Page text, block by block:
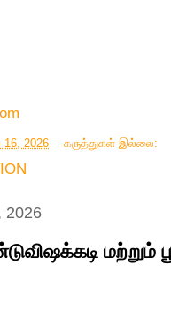
2026 கருத்துகள் இல்லை:
மற்றும்